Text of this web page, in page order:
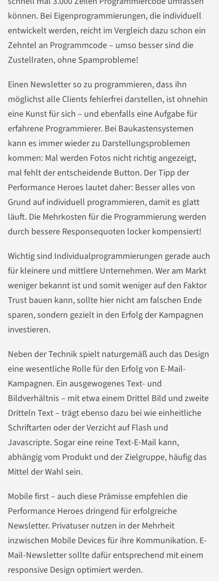
können. Bei Eigenprogrammierungen, die individuell
entwickelt werden, reicht im Vergleich dazu schon ein
Zehntel an Programmcode – umso besser sind die
Zustellraten, ohne Spamprobleme!
Einen Newsletter so zu programmieren, dass ihn
möglichst alle Clients fehlerfrei darstellen, ist ohnehin
eine Kunst für sich – und ebenfalls eine Aufgabe für
erfahrene Programmierer. Bei Baukastensystemen
kann es immer wieder zu Darstellungsproblemen
kommen: Mal werden Fotos nicht richtig angezeigt,
mal fehlt der entscheidende Button. Der Tipp der
Performance Heroes lautet daher: Besser alles von
Grund auf individuell programmieren, damit es glatt
läuft. Die Mehrkosten für die Programmierung werden
durch bessere Responsequoten locker kompensiert!
Wichtig sind Individualprogrammierungen gerade auch
für kleinere und mittlere Unternehmen. Wer am Markt
weniger bekannt ist und somit weniger auf den Faktor
Trust bauen kann, sollte hier nicht am falschen Ende
sparen, sondern gezielt in den Erfolg der Kampagnen
investieren.
Neben der Technik spielt naturgemäß auch das Design
eine wesentliche Rolle für den Erfolg von E-Mail-
Kampagnen. Ein ausgewogenes Text- und
Bildverhältnis – mit etwa einem Drittel Bild und zweite
Dritteln Text – trägt ebenso dazu bei wie einheitliche
Schriftarten oder der Verzicht auf Flash und
Javascripte. Sogar eine reine Text-E-Mail kann,
abhängig vom Produkt und der Zielgruppe, häufig das
Mittel der Wahl sein.
Mobile first – auch diese Prämisse empfehlen die
Performance Heroes dringend für erfolgreiche
Newsletter. Privatuser nutzen in der Mehrheit
inzwischen Mobile Devices für ihre Kommunikation. E-
Mail-Newsletter sollte dafür entsprechend mit einem
responsive Design optimiert werden.